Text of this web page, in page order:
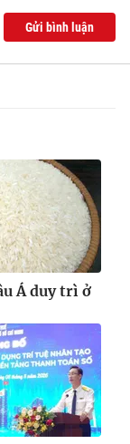
Gửi bình luận
Á duy trì ở